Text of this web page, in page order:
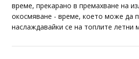
време, прекарано в премахване на
окосмяване - време, което може да
наслаждавайки се на топлите летни